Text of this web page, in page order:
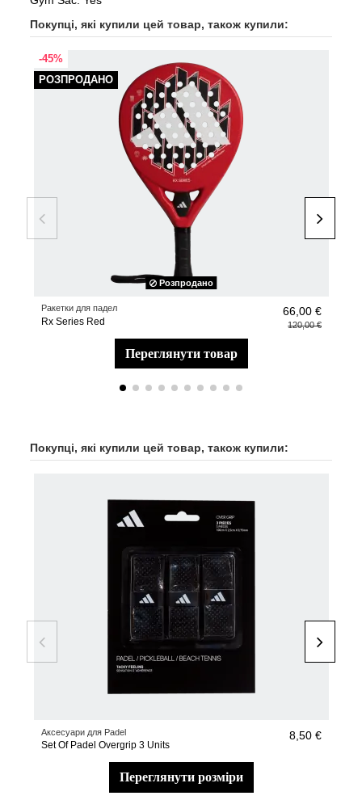
Покупці, які купили цей товар, також купили:
-45%
РОЗПРОДАНО
Розпродано
Ракетки для падел
Rx Series Red
66,00 €
120,00 €
переглянути товар
Покупці, які купили цей товар, також купили:
Аксесуари для Padel
Set Of Padel Overgrip 3 Units
8,50 €
переглянути розміри